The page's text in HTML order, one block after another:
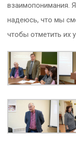
взаимопонимания.
надеюсь, что мы
чтобы отметить их